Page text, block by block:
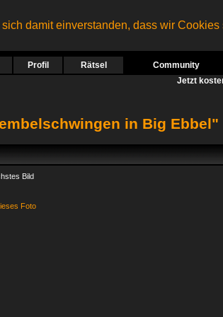
damit einverstanden, dass wir Cookies
Profil Rätsel Community
Jetzt
in Big Ebbel"
Foto